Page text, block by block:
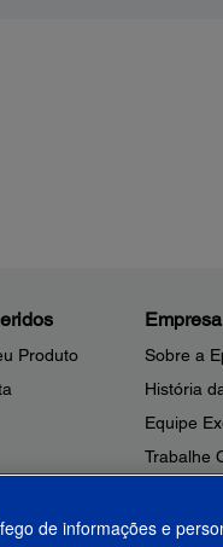
Produto
Empresa
Sobre a
História
Equipe
Trabalhe
Fale
de informações e